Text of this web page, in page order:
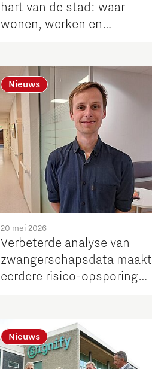
hart van de stad: waar
wonen, werken en
Nieuws
20 mei 2026
Verbeterde analyse van
zwangerschapsdata maakt
eerdere risico-opsporing
Nieuws